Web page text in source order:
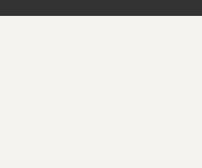
van nieuwe voorraad